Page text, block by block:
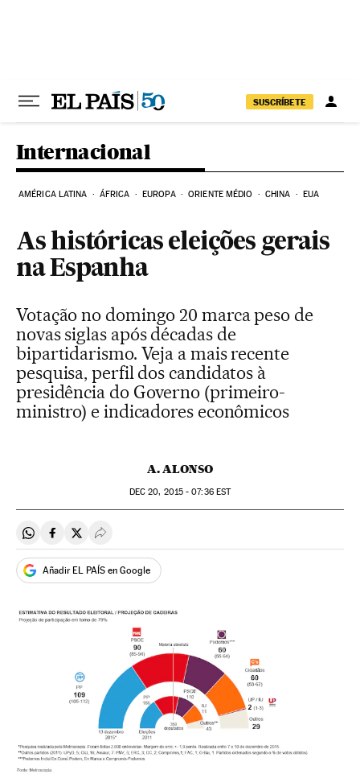
SUSCRÍBETE
Internacional
AMÉRICA LATINA ÁFRICA EUROPA ORIENTE MÉDIO CHINA EUA
As históricas eleições gerais
na Espanha
Votação no domingo 20 marca peso de
novas siglas após décadas de
bipartidarismo. Veja a mais recente
pesquisa, perfil dos candidatos à
presidência do Governo (primeiro-
ministro) e indicadores econômicos
A. ALONSO
DEC 20, 2015 - 07:36EST
Compartir en Whatsapp
Compartir en Facebook
Compartir en Twitter
Desplegar Redes Sociales
Añadir EL PAÍS en Google